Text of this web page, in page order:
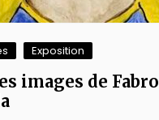
Exposition
images de Fabro